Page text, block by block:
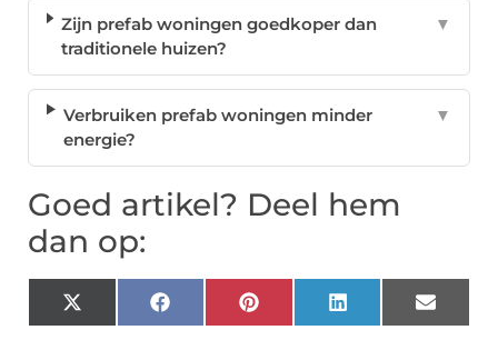
Zijn prefab woningen goedkoper dan
traditionele huizen?
▼
Verbruiken prefab woningen minder
energie?
▼
Goed artikel? Deel hem
dan op:
X
(Twitter)
FacebookPinterest LinkedIn Email